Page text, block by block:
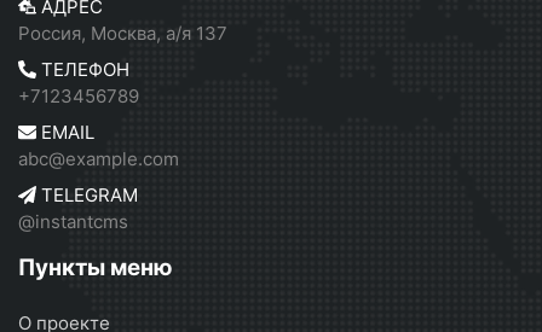
АДРЕС
Россия, Москва, а/я 137
ТЕЛЕФОН
+7123456789
EMAIL
abc@example.com
TELEGRAM
@instantcms
Пункты меню
О проекте